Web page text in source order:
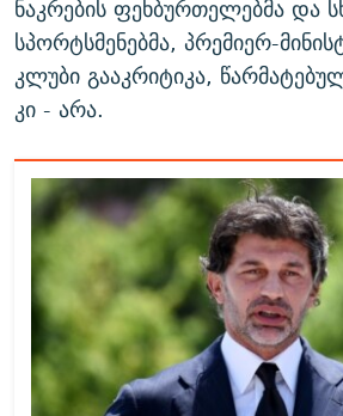
ნაკრების ფეხბურთელებმა და
სპორტსმენებმა, პრემიერ-
კლუბი გააკრიტიკა,
კი - არა.